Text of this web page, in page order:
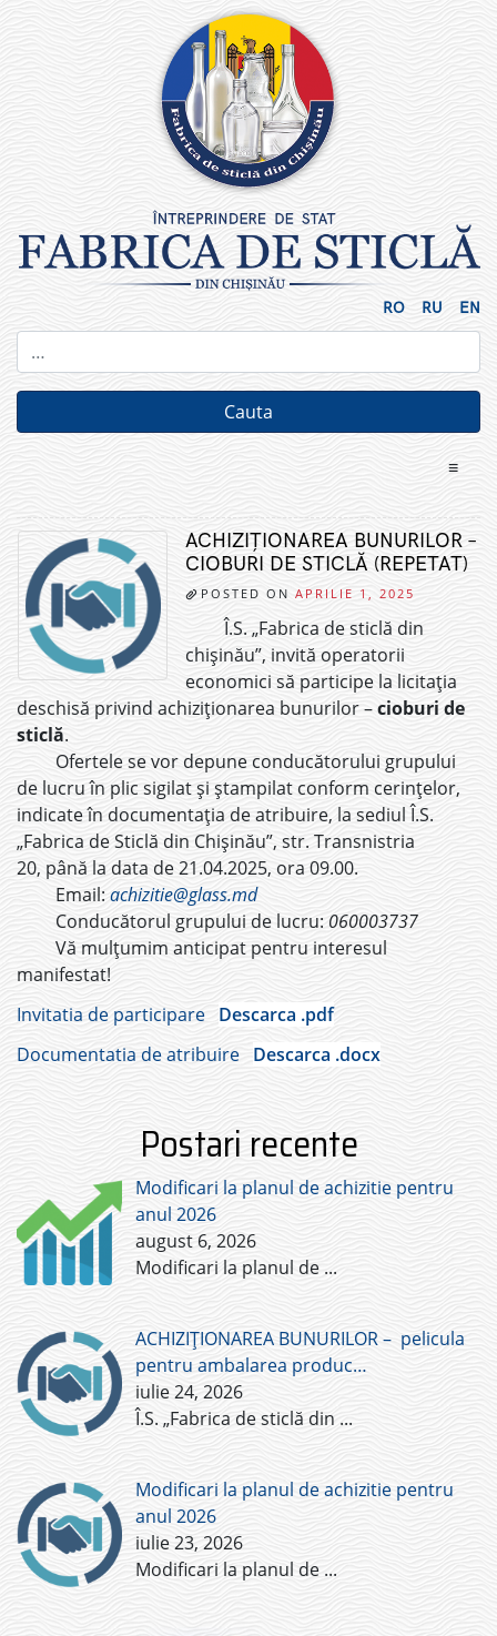
RO RU EN
≡
ACHIZIȚIONAREA BUNURILOR –
CIOBURI DE STICLĂ (REPETAT)
POSTED ON APRILIE 1, 2025
Î.S. „Fabrica de sticlă din
chișinău”, invită operatorii
economici să participe la licitația
deschisă privind achiziționarea bunurilor –cioburi de
sticlă.
Ofertele se vor depune conducătorului grupului
de lucru în plic sigilat și ștampilat conform cerințelor,
indicate în documentația de atribuire, la sediul Î.S.
„Fabrica de Sticlă din Chișinău”, str. Transnistria
20, până la data de 21.04.2025, ora 09.00.
Email:achizitie@glass.md
Conducătorul grupului de lucru: 060003737
Vă mulțumim anticipat pentru interesul
manifestat!
Invitatia de participare Descarca .pdf
Documentatia de atribuire Descarca .docx
Postari recente
Modificari la planul de achizitie pentru
anul 2026
august 6, 2026
Modificari la planul de ...
ACHIZIȚIONAREA BUNURILOR – pelicula
pentru ambalarea produc…
iulie 24, 2026
Î.S. „Fabrica de sticlă din ...
Modificari la planul de achizitie pentru
anul 2026
iulie 23, 2026
Modificari la planul de ...